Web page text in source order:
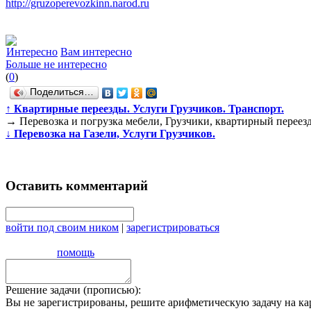
http://gruzoperevozkinn.narod.ru
Интересно Вам интересно
Больше не интересно
(0)
Поделиться…
↑ Квартирные переезды. Услуги Грузчиков. Транспорт.
→ Перевозка и погрузка мебели, Грузчики, квартирный
↓ Перевозка на Газели, Услуги Грузчиков.
Оставить комментарий
войти под своим ником | зарегистрироваться
помощь
Решение задачи (прописью):
Вы не зарегистрированы, решите арифметическую задачу на